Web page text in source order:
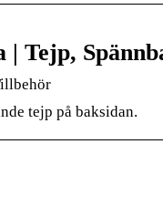
Tejp,
tejp på baksidan.